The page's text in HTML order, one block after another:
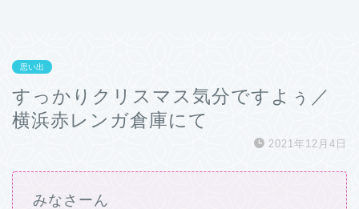
思い出
すっかりクリスマス気分ですよぅ／
横浜赤レンガ倉庫にて
2021年12月4日
みなさーん